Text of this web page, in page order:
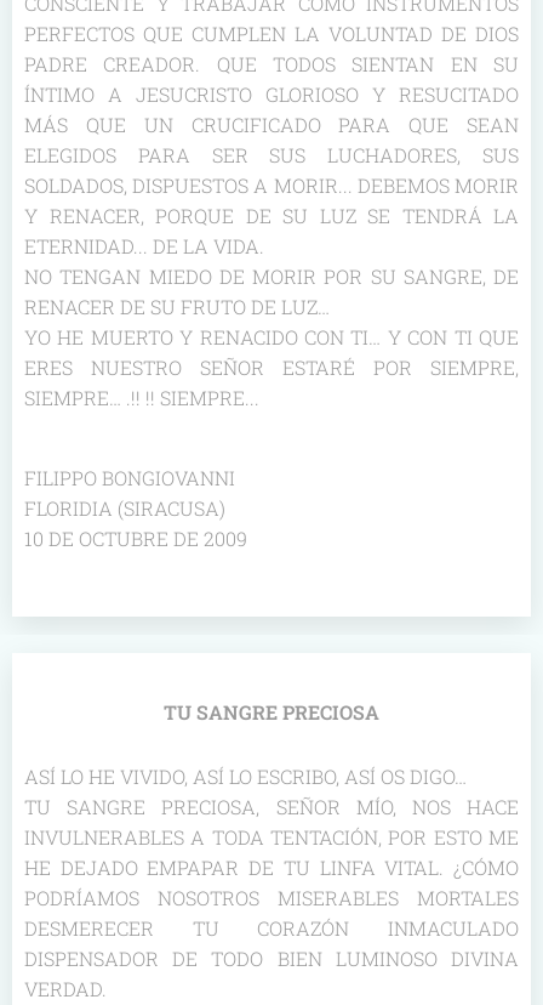
PERFECTOS QUE CUMPLEN LA VOLUNTAD DE DIOS
PADRE CREADOR. QUE TODOS SIENTAN EN SU
ÍNTIMO A JESUCRISTO GLORIOSO Y RESUCITADO
MÁS QUE UN CRUCIFICADO PARA QUE SEAN
ELEGIDOS PARA SER SUS LUCHADORES, SUS
SOLDADOS, DISPUESTOS A MORIR... DEBEMOS MORIR
Y RENACER, PORQUE DE SU LUZ SE TENDRÁ LA
ETERNIDAD... DE LA VIDA.
NO TENGAN MIEDO DE MORIR POR SU SANGRE, DE
RENACER DE SU FRUTO DE LUZ…
YO HE MUERTO Y RENACIDO CON TI… Y CON TI QUE
ERES NUESTRO SEÑOR ESTARÉ POR SIEMPRE,
SIEMPRE… .!! !! SIEMPRE...
FILIPPO BONGIOVANNI
FLORIDIA (SIRACUSA)
10 DE OCTUBRE DE 2009
TU SANGRE PRECIOSA
ASÍ LO HE VIVIDO, ASÍ LO ESCRIBO, ASÍ OS DIGO…
TU SANGRE PRECIOSA, SEÑOR MÍO, NOS HACE
INVULNERABLES A TODA TENTACIÓN, POR ESTO ME
HE DEJADO EMPAPAR DE TU LINFA VITAL. ¿CÓMO
PODRÍAMOS NOSOTROS MISERABLES MORTALES
DESMERECER TU CORAZÓN INMACULADO
DISPENSADOR DE TODO BIEN LUMINOSO DIVINA
VERDAD.